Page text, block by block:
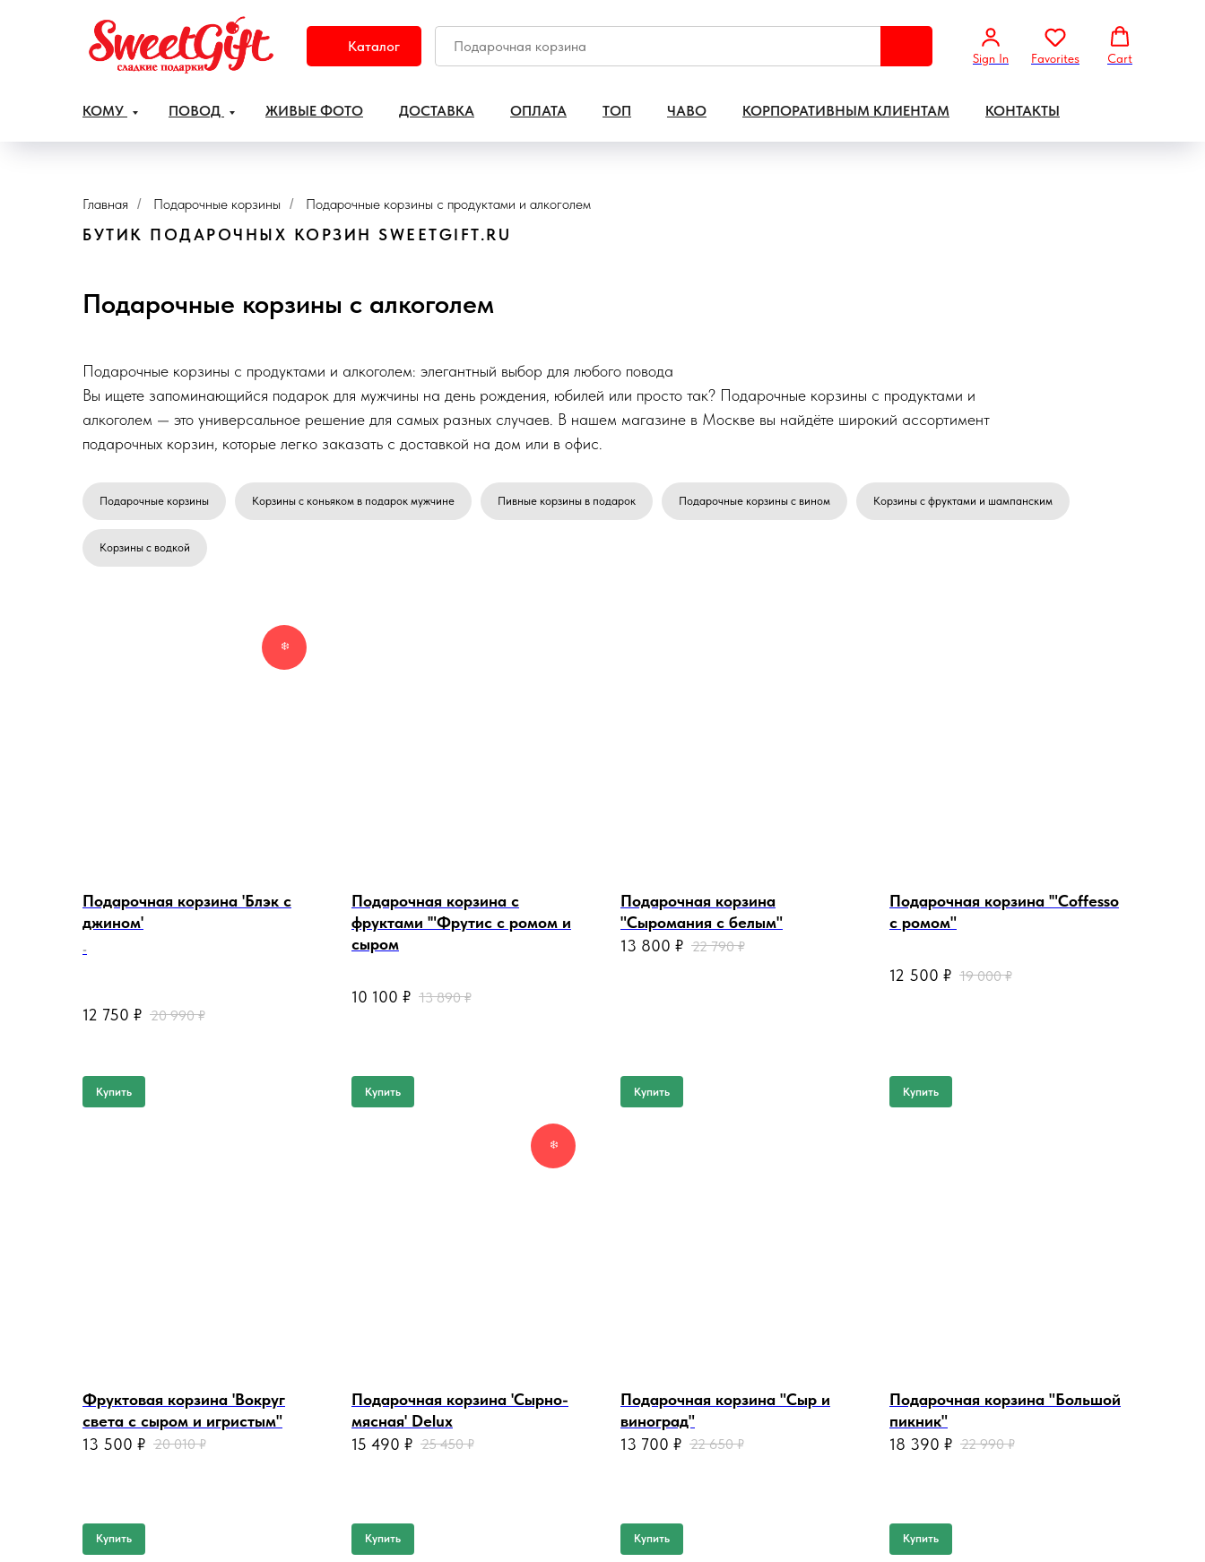
Каталог
Sign In Favorites Cart
КОМУ ПОВОД ЖИВЫЕ ФОТО ДОСТАВКА ОПЛАТА ТОП ЧАВО КОРПОРАТИВНЫМ КЛИЕНТАМ КОНТАКТЫ
Главная / Подарочные корзины / Подарочные корзины с продуктами и алкоголем
БУТИК ПОДАРОЧНЫХ КОРЗИН SWEETGIFT.RU
Подарочные корзины с алкоголем
Подарочные корзины с продуктами и алкоголем: элегантный выбор для любого повода
Вы ищете запоминающийся подарок для мужчины на день рождения, юбилей или просто так? Подарочные корзины с продуктами и
алкоголем — это универсальное решение для самых разных случаев. В нашем магазине в Москве вы найдёте широкий ассортимент
подарочных корзин, которые легко заказать с доставкой на дом или в офис.
Подарочные корзины Корзины с коньяком в подарок мужчине Пивные корзины в подарок Подарочные корзины с вином Корзины с фруктами и шампанским
Корзины с водкой
❄️
Подарочная корзина 'Блэк с
джином'
-
12 750 ₽ 20 990 ₽
Купить
Подарочная корзина с
фруктами '"Фрутис с ромом и
сыром
10 100 ₽ 13 890 ₽
Купить
Подарочная корзина
"Сыромания с белым"
13 800 ₽ 22 790 ₽
Купить
Подарочная корзина '"Coffesso
c ромом"
12 500 ₽ 19 000 ₽
Купить
Фруктовая корзина 'Вокруг
света с сыром и игристым"
13 500 ₽ 20 010 ₽
Купить
❄️
Подарочная корзина 'Сырно-
мясная' Delux
15 490 ₽ 25 450 ₽
Купить
Подарочная корзина "Сыр и
виноград"
13 700 ₽ 22 650 ₽
Купить
Подарочная корзина "Большой
пикник"
18 390 ₽ 22 990 ₽
Купить